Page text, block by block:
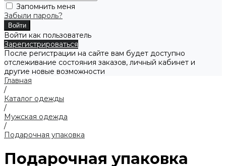
Запомнить меня
Забыли пароль?
Войти как пользователь
Зарегистрироваться
После регистрации на сайте вам будет доступно
отслеживание состояния заказов, личный кабинет и
другие новые возможности
Главная
/
Каталог одежды
/
Мужская одежда
/
Подарочная упаковка
Подарочная упаковка